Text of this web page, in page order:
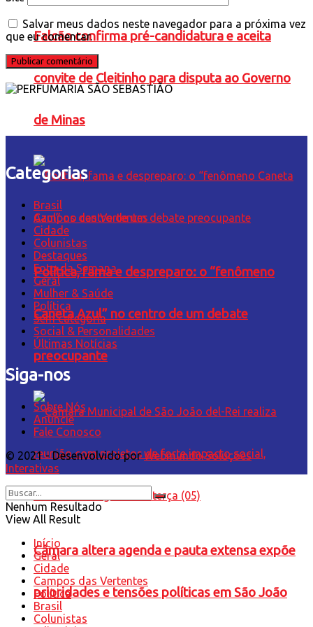
Falcão confirma pré-candidatura e aceita
convite de Cleitinho para disputa ao Governo
de Minas
Política, fama e despreparo: o “fenômeno
Caneta Azul” no centro de um debate
preocupante
Câmara altera agenda e pauta extensa expõe
prioridades e tensões políticas em São João
Salvar meus dados neste navegador para a próxima vez
que eu comentar.
Categorias
Brasil
Campos das Vertentes
Cidade
Colunistas
Destaques
Foto da Semana
Geral
Mulher & Saúde
Política
Sem categoria
Social & Personalidades
Últimas Notícias
Siga-nos
Sobre Nós
Anuncie
Fale Conosco
© 2021 - Desenvolvido porWebmundo Soluções
Interativas
Nenhum Resultado
View All Result
Início
Geral
Cidade
Campos das Vertentes
Política
Brasil
Colunistas